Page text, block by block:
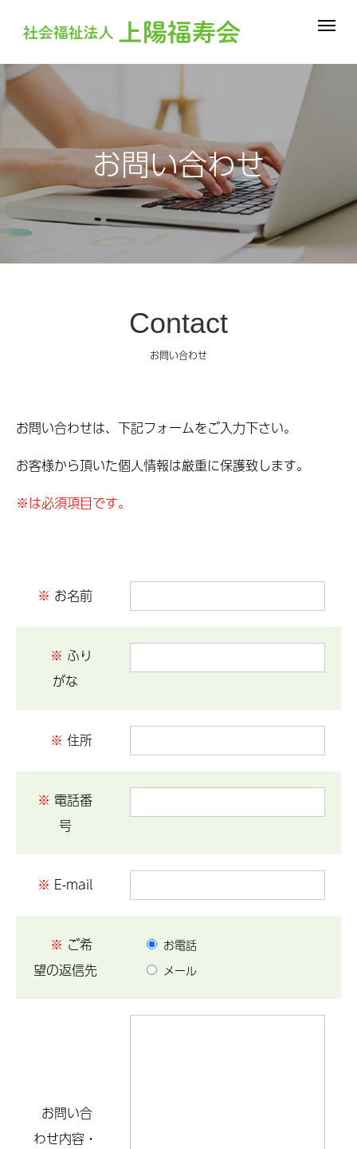
お問い合わせ
Contact
お問い合わせ
お問い合わせは、下記フォームをご入力下さい。
お客様から頂いた個人情報は厳重に保護致します。
※は必須項目です。
※ お名前
※ ふり
がな
※ 住所
※ 電話番
号
※ E-mail
※ ご希
望の返信先
お電話
メール
お問い合
わせ内容・